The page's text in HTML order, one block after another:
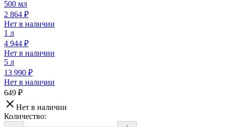
500 мл
2 864 ₽
Нет в наличии
1 л
4 944 ₽
Нет в наличии
5 л
13 990 ₽
Нет в наличии
649 ₽
Нет в наличии
Количество: